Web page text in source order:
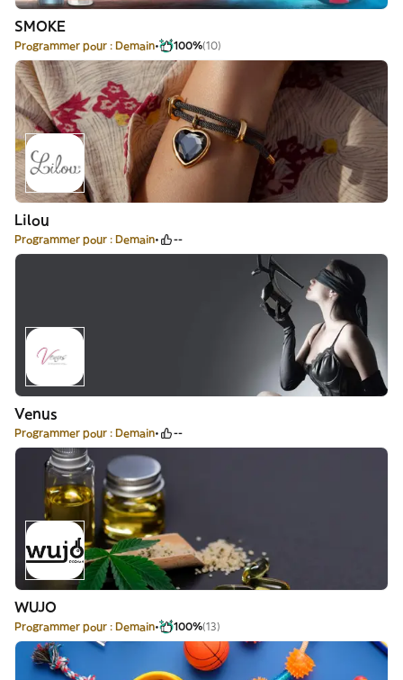
SMOKE
Programmer pour : Demain 100%(10)
Lilou
Programmer pour : Demain --
Venus
Programmer pour : Demain --
WUJO
Programmer pour : Demain 100%(13)